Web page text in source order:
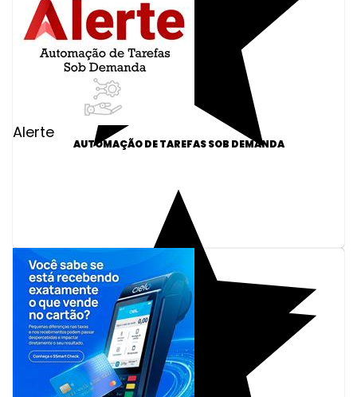
Alerte
AUTOMAÇÃO DE TAREFAS SOB DEMANDA